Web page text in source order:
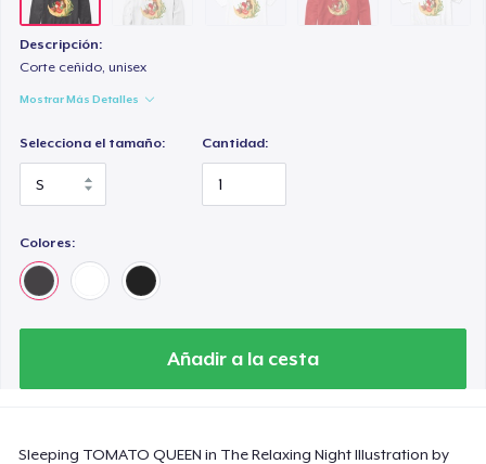
Descripción:
Corte ceñido, unisex
Mostrar Más Detalles
Selecciona el tamaño: Cantidad:
Colores:
Añadir a la cesta
Sleeping TOMATO QUEEN in The Relaxing Night Illustration by
Premium V-Neck Tee
21,99 US$
26,99 US$